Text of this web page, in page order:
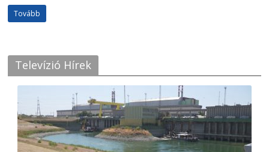
Tovább
Televízió Hírek